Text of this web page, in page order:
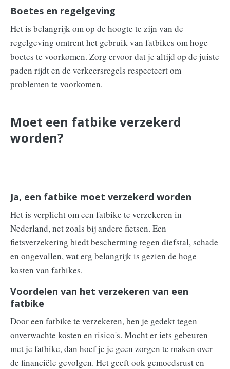
Boetes en regelgeving
Het is belangrijk om op de hoogte te zijn van de
regelgeving omtrent het gebruik van fatbikes om hoge
boetes te voorkomen. Zorg ervoor dat je altijd op de juiste
paden rijdt en de verkeersregels respecteert om
problemen te voorkomen.
Moet een fatbike verzekerd
worden?
Ja, een fatbike moet verzekerd worden
Het is verplicht om een fatbike te verzekeren in
Nederland, net zoals bij andere fietsen. Een
fietsverzekering biedt bescherming tegen diefstal, schade
en ongevallen, wat erg belangrijk is gezien de hoge
kosten van fatbikes.
Voordelen van het verzekeren van een
fatbike
Door een fatbike te verzekeren, ben je gedekt tegen
onverwachte kosten en risico's. Mocht er iets gebeuren
met je fatbike, dan hoef je je geen zorgen te maken over
de financiële gevolgen. Het geeft ook gemoedsrust en